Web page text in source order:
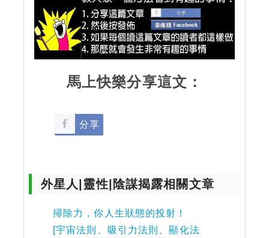
馬上快樂分享這文：
分享
外星人|靈性|陰謀揭露相關文章
掃除力，你人生狀態的投射！
[宇宙法則、吸引力法則、顯化法